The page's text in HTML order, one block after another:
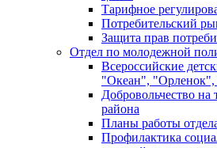
Тарифное
Потребительский
Защита прав
Отдел по молодежной
Всероссийские
"Океан",
Добровольчество на
района
Планы работы
Профилактика